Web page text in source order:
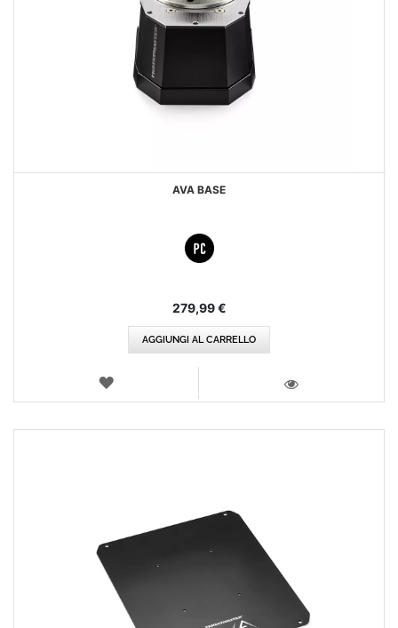
AVA BASE
279,99 €
AGGIUNGI AL CARRELLO
LISTA